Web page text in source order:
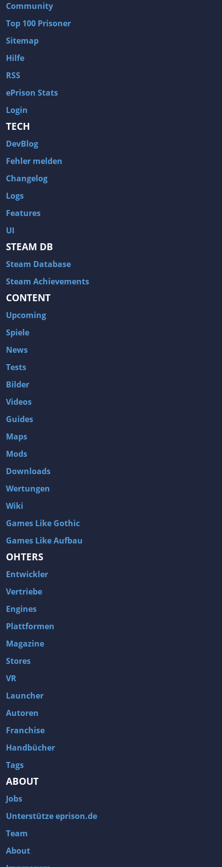
Community
Top 100 Prisoner
Sitemap
Hilfe
RSS
ePrison Stats
Login
TECH
DevBlog
Fehler melden
Changelog
Logs
Features
UI
STEAM DB
Steam Database
Steam Achievements
CONTENT
Upcoming
Spiele
News
Tests
Bilder
Videos
Guides
Maps
Mods
Downloads
Wertungen
Wiki
Games Like Gothic
Games Like Aufbau
OHTERS
Entwickler
Vertriebe
Engines
Plattformen
Magazine
Stores
VR
Launcher
Autoren
Franchise
Handbücher
Tags
ABOUT
Jobs
Unterstütze eprison.de
Team
About